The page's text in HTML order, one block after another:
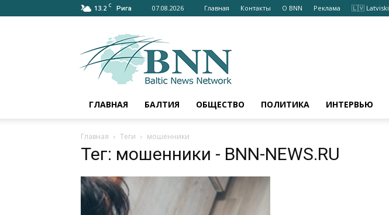
13.2 C Рига 07.08.2026 Главная Контакты О BNN Реклама 🇱🇻 Latviski
bnn-
news.ru
–
АКТУАЛЬНО
О
БАЛТИИ
ГЛАВНАЯ БАЛТИЯ ОБЩЕСТВО ПОЛИТИКА ИНТЕРВЬЮ
Главная Теги мошенники
Тег: мошенники - BNN-NEWS.RU